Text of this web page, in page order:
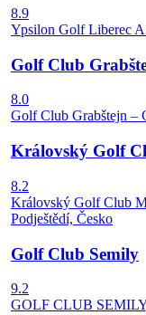
8.9
Ypsilon Golf Liberec
Golf Club
8.0
Golf Club Grabštejn –
Královský Golf
8.2
Královský Golf Club
Podještědí, Česko
Golf Club Semily
9.2
GOLF CLUB